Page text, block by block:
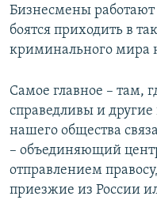
Бизнесмены работают
боятся приходить в
криминального мира
Самое главное – там,
справедливы и другие
нашего общества
– объединяющий
отправлением
приезжие из России